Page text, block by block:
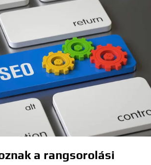
a rangsorolási